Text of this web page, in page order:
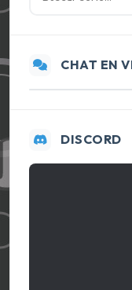
CHAT EN
DISCORD